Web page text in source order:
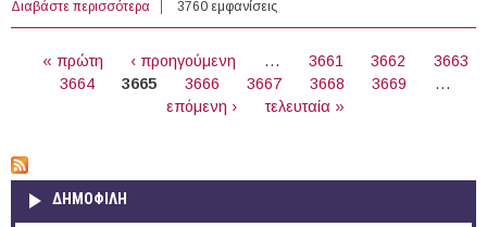
Διαβάστε περισσότερα για 174 θέσεις εργασίας στον Ιδιωτικό Τομέα στην
Ελλάδα (06/07/2016)
3760 εμφανίσεις
« πρώτη ‹ προηγούμενη … 3661 3662
3663
3664
3665 3666 3667 3668 3669
…
επόμενη ›
τελευταία »
ΔΗΜΟΦΙΛΗ